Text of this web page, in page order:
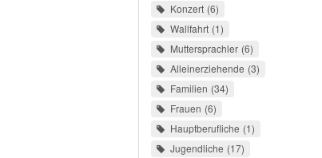
Konzert 6
Wallfahrt 1
Muttersprachler 6
Alleinerziehende 3
Familien 34
Frauen 6
Hauptberufliche 1
Jugendliche 17